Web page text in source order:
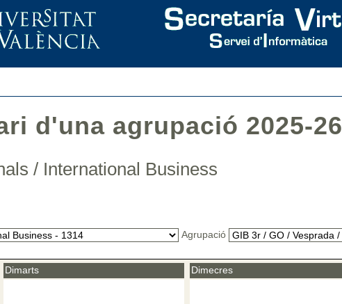
d'una agrupació 2025-26
/ International Business
Agrupació
Dimarts Dimecres